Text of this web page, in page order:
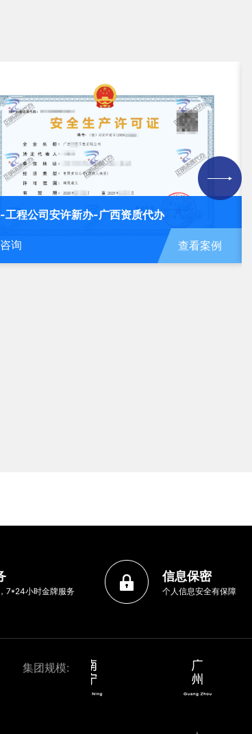
工程公司安许新办-广西资质代办
询 查看案例
7*24小时金牌服务
信息保密
个人信息安全有保障
集团规模: